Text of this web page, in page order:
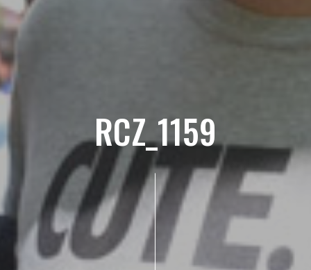
RCZ_1159